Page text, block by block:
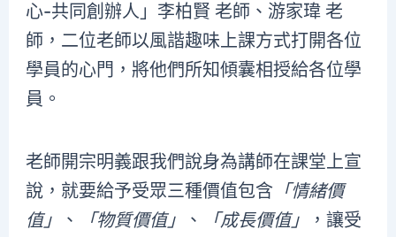
心-共同創辦人」李柏賢 老師、游家瑋 老
師，二位老師以風諧趣味上課方式打開各位
學員的心門，將他們所知傾囊相授給各位學
員。
老師開宗明義跟我們說身為講師在課堂上宣
說，就要給予受眾三種價值包含 「情緒價
值」
、 「物質價值」 、 「成長價值」
，讓受